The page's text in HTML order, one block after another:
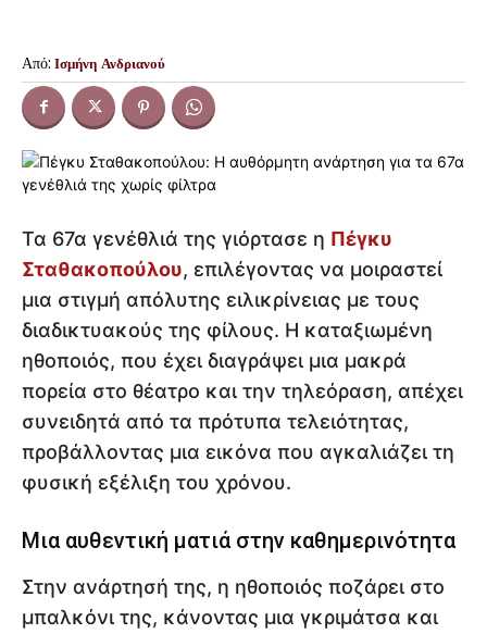
Από: Ισμήνη Ανδριανού
Τα 67α γενέθλιά της γιόρτασε η Πέγκυ
Σταθακοπούλου, επιλέγοντας να μοιραστεί
μια στιγμή απόλυτης ειλικρίνειας με τους
διαδικτυακούς της φίλους. Η καταξιωμένη
ηθοποιός, που έχει διαγράψει μια μακρά
πορεία στο θέατρο και την τηλεόραση, απέχει
συνειδητά από τα πρότυπα τελειότητας,
προβάλλοντας μια εικόνα που αγκαλιάζει τη
φυσική εξέλιξη του χρόνου.
Μια αυθεντική ματιά στην καθημερινότητα
Στην ανάρτησή της, η ηθοποιός ποζάρει στο
μπαλκόνι της, κάνοντας μια γκριμάτσα και